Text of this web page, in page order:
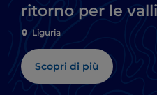
ritorno per le valli
Liguria
Scopri di più